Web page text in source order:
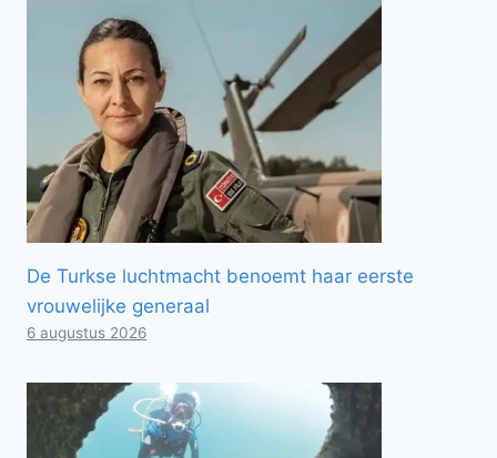
De Turkse luchtmacht benoemt haar eerste
vrouwelijke generaal
6 augustus 2026